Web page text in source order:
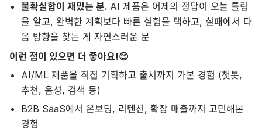
불확실함이 재밌는 분. AI 제품은 어제의 정답이 오늘 틀림
을 알고, 완벽한 계획보다 빠른 실험을 택하고, 실패에서 다
음 방향을 찾는 게 자연스러운 분
이런 점이 있으면 더 좋아요!😊
AI/ML 제품을 직접 기획하고 출시까지 가본 경험 (챗봇,
추천, 음성, 검색 등)
B2B SaaS에서 온보딩, 리텐션, 확장 매출까지 고민해본
경험